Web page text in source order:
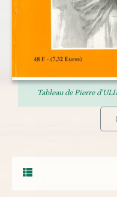
Tableau de Pierre